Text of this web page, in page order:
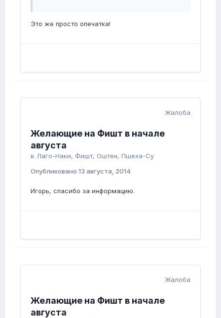
Это же просто опечатка!
Жалоба
Желающие на Фишт в начале
августа
в Лаго-Наки, Фишт, Оштен, Пшеха-Су
Опубликовано 13 августа, 2014
Игорь, спасибо за информацию.
Жалоба
Желающие на Фишт в начале
августа